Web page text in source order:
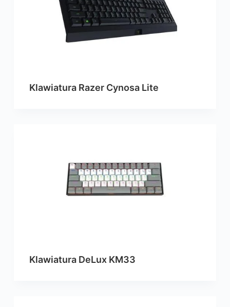
Klawiatura Razer Cynosa Lite
Klawiatura DeLux KM33